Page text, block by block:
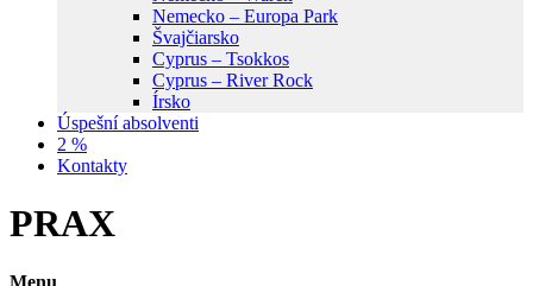
Nemecko – Europa Park
Švajčiarsko
Cyprus – Tsokkos
Cyprus – River Rock
Írsko
Úspešní absolventi
2 %
Kontakty
PRAX
Menu